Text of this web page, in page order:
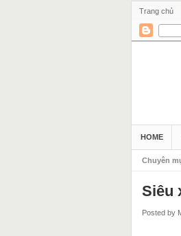
Trang chủ
HOME
Chuyên
Siêu
Posted by